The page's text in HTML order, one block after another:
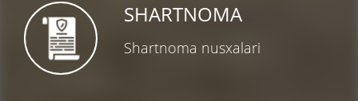
SHARTNOMA
Shartnoma nusxalari